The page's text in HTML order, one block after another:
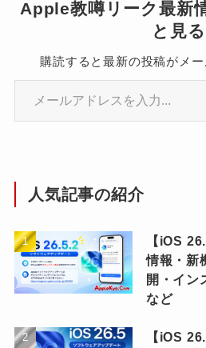
Apple教噂リーク最新
と見る
購読すると最新の投稿がメー
メールアドレスを入力...
人気記事の紹介
【iOS
情報・新
開・イン
など
【iOS